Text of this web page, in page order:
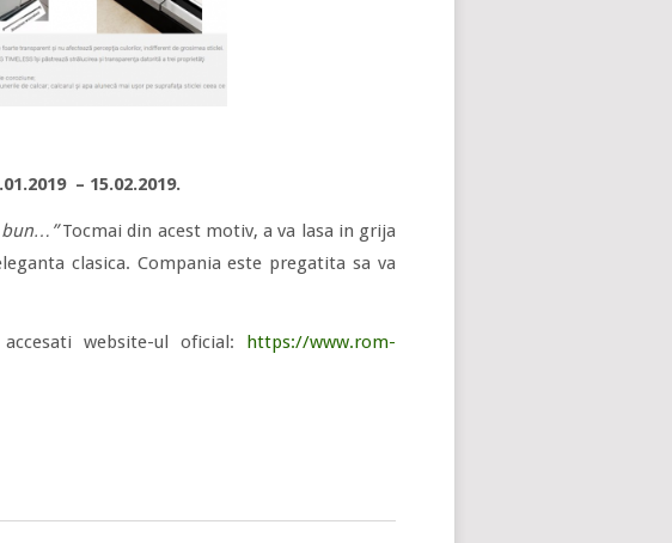
– 15.02.2019.
bun…”Tocmai din acest motiv, a va lasa in grija
clasica. Compania este pregatita sa va
website-ul oficial: https://www.rom-